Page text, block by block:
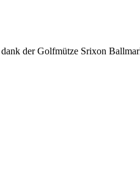
der Golfmütze Srixon